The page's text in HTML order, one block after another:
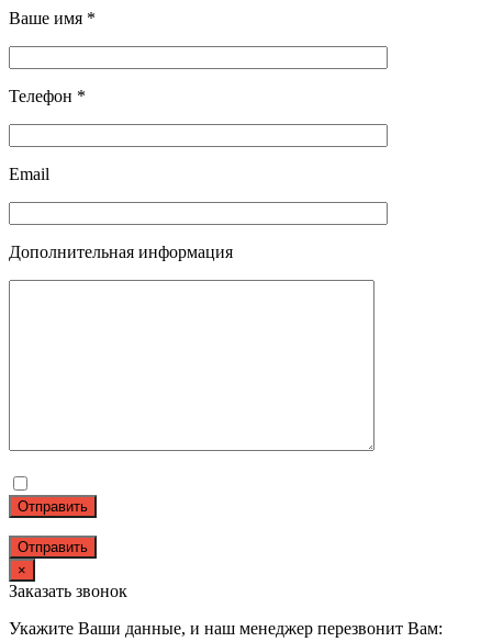
Ваше имя *
Телефон *
Email
Дополнительная информация
Отправить
×
Заказать звонок
Укажите Ваши данные, и наш менеджер перезвонит Вам: